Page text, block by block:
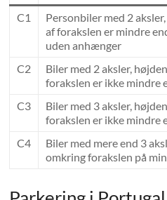
C1
Personbiler med 2
af forakslen er mindre
uden anhænger
C2
Biler med 2 aksler,
forakslen er ikke mindre
C3
Biler med 3 aksler,
forakslen er ikke mindre
C4
Biler med mere end 3
omkring forakslen på